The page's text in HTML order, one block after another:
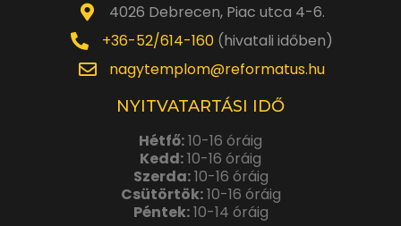
4026 Debrecen, Piac utca 4-6.
+36-52/614-160(hivatali időben)
nagytemplom@reformatus.hu
NYITVATARTÁSI IDŐ
Hétfő:10-16 óráig
Kedd:10-16 óráig
Szerda:10-16 óráig
Csütörtök:10-16 óráig
Péntek:10-14 óráig